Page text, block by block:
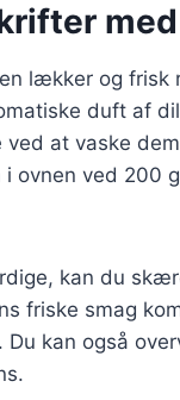
lækker og frisk
duft af
at vaske
ovnen ved 200
kan du
friske smag
kan også